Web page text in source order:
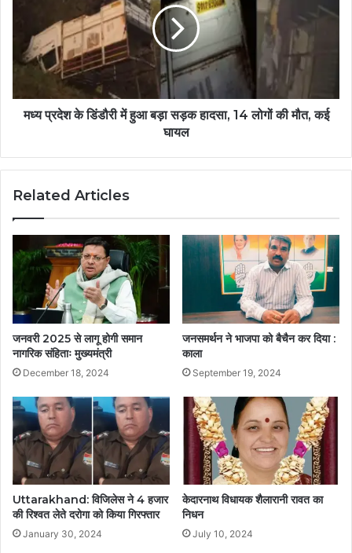
मध्य प्रदेश के डिंडौरी में हुआ बड़ा सड़क हादसा, 14 लोगों की मौत, कई
घायल
Related Articles
जनवरी 2025 से लागू होगी समान
नागरिक संहिताः मुख्यमंत्री
December 18, 2024
जनसमर्थन ने भाजपा को बैचैन कर दिया :
काला
September 19, 2024
Uttarakhand: विजिलेस ने 4 हजार
की रिश्वत लेते दरोगा को किया गिरफ्तार
January 30, 2024
केदारनाथ विधायक शैलारानी रावत का
निधन
July 10, 2024